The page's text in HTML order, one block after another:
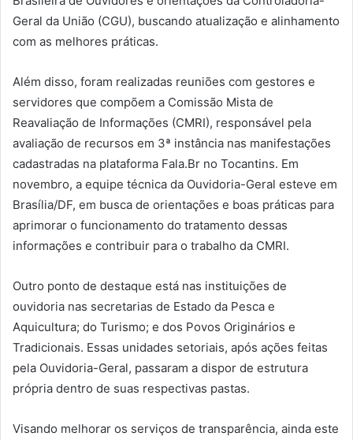
Geral da União (CGU), buscando atualização e alinhamento
com as melhores práticas.
Além disso, foram realizadas reuniões com gestores e
servidores que compõem a Comissão Mista de
Reavaliação de Informações (CMRI), responsável pela
avaliação de recursos em 3ª instância nas manifestações
cadastradas na plataforma Fala.Br no Tocantins. Em
novembro, a equipe técnica da Ouvidoria-Geral esteve em
Brasília/DF, em busca de orientações e boas práticas para
aprimorar o funcionamento do tratamento dessas
informações e contribuir para o trabalho da CMRI.
Outro ponto de destaque está nas instituições de
ouvidoria nas secretarias de Estado da Pesca e
Aquicultura; do Turismo; e dos Povos Originários e
Tradicionais. Essas unidades setoriais, após ações feitas
pela Ouvidoria-Geral, passaram a dispor de estrutura
própria dentro de suas respectivas pastas.
Visando melhorar os serviços de transparência, ainda este